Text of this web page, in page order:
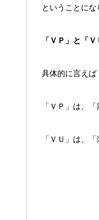
ということにな
「ＶＰ」と「
具体的に言えば
「ＶＰ」は、「
「ＶＵ」は、